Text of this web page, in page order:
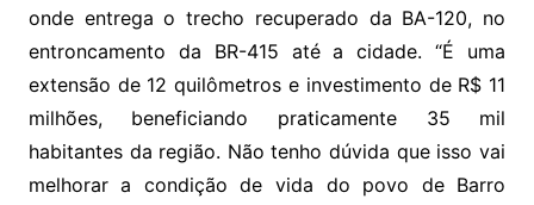
onde entrega o trecho recuperado da BA-120, no
entroncamento da BR-415 até a cidade. “É uma
extensão de 12 quilômetros e investimento de R$ 11
milhões, beneficiando praticamente 35 mil
habitantes da região. Não tenho dúvida que isso vai
melhorar a condição de vida do povo de Barro